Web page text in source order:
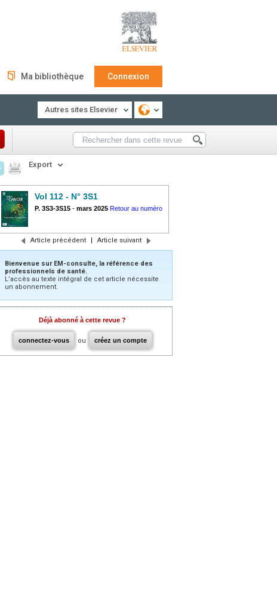
Ma bibliothèque Connexion
Autres sites Elsevier
Export
Vol 112 - N° 3S1
P. 3S3-3S15 - mars 2025 Retour au numéro
Article précédent | Article suivant
Bienvenue sur EM-consulte, la référence des
professionnels de santé.
L’accès au texte intégral de cet article nécessite
un abonnement.
Déjà abonné à cette revue ?
connectez-vous ou créez un compte